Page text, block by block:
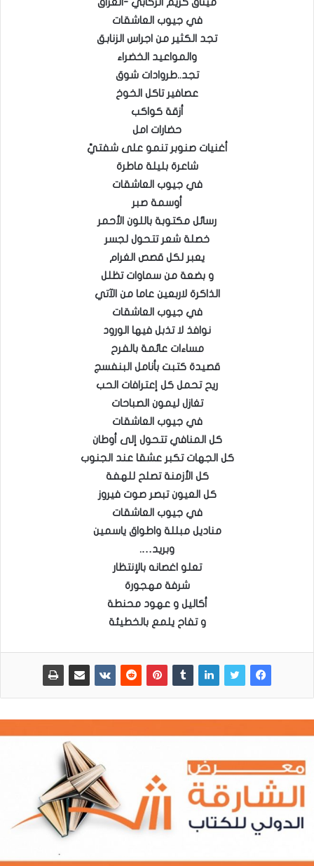
في جيوب العاشقات
تجد الكثير من اجراس الزنابق
والمواعيد الخضراء
تجد..طروادات شوق
عصافير تاكل الخوخ
أزقة كواكب
حضارات امل
أغنيات صنوبر تنمو على شفتيَّ
شاعرة بليلة ماطرة
في جيوب العاشقات
أوسمة صبر
رسائل مكتوبة باللون الأحمر
خصلة شعر تتحول لجسر
يعبر لكل قصص الغرام
و بضعة من سماوات تظلل
الذاكرة لاربعين عاما من الآتي
في جيوب العاشقات
نوافذ لا تذبل فيها الورود
مساءات عائمة بالفرح
قصيدة كتبت بأنامل البنفسج
ريح تحمل كل إعترافات الحب
تغازل ليمون الصباحات
في جيوب العاشقات
كل المنافي تتحول إلى أوطان
كل الجهات تكبر عشقا عند الجنوب
كل الأزمنة تصلح للهفة
كل العيون تبصر صوت فيروز
في جيوب العاشقات
مناديل مبللة واطواق ياسمين
وبريد….
تعلو اغصانه بالإنتظار
شرفة مهجورة
أكاليل و عهود محنطة
و تفاح يلمع بالخطيئة